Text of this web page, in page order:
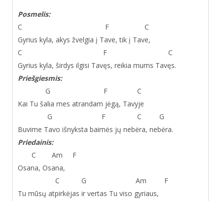
Posmelis:
C F C
Gyrius kyla, akys žvelgia į Tave, tik į Tave,
C F C
Gyrius kyla, širdys ilgisi Tavęs, reikia mums Tavęs.
Priešgiesmis:
G F C
Kai Tu šalia mes atrandam jėgą, Tavyje
G F C G
Buvime Tavo išnyksta baimės jų nebėra, nebėra.
Priedainis:
C Am F
Osana, Osana,
C G Am F
Tu mūsų atpirkėjas ir vertas Tu viso gyriaus,